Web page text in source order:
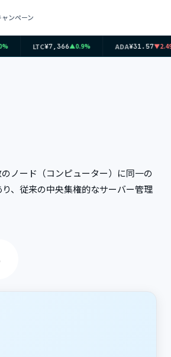
ャンペーン
LTC¥7,366▲0.9% ADA¥31.57
ノード（コンピューター）に同一の
、従来の中央集権的なサーバー管理